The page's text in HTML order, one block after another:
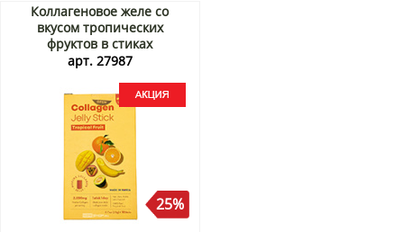
Коллагеновое желе со
вкусом тропических
фруктов в стиках
Фрешбел/Freshbell, Корея,
Акция
арт. 27987
25%